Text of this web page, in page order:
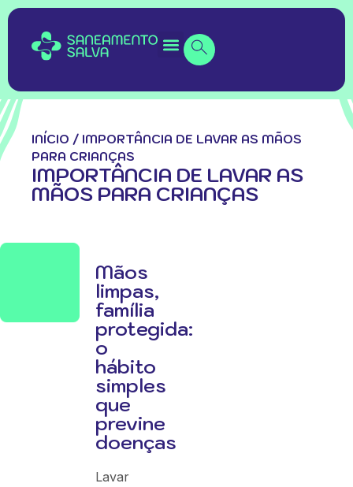
INÍCIO / IMPORTÂNCIA DE LAVAR AS MÃOS
PARA CRIANÇAS
IMPORTÂNCIA DE LAVAR AS
MÃOS PARA CRIANÇAS
Mãos
limpas,
família
protegida:
o
hábito
simples
que
previne
doenças
Lavar